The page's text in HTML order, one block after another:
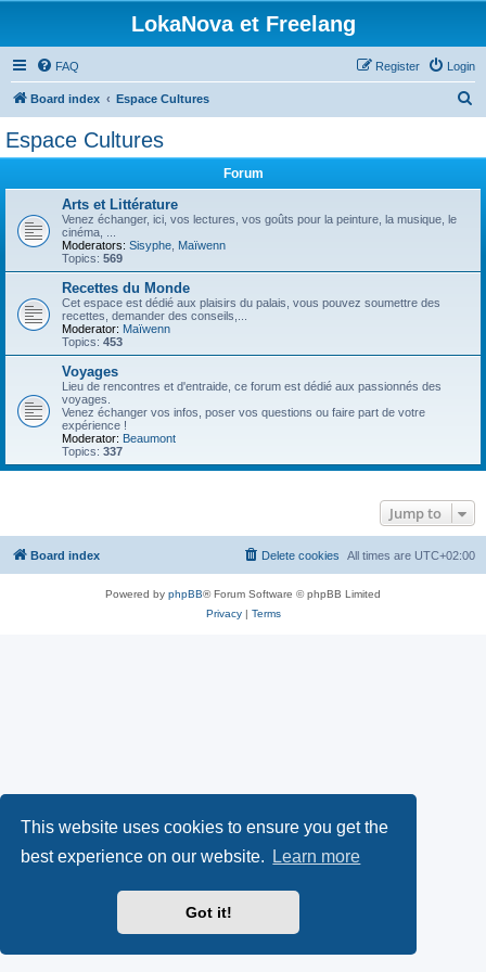
This website uses cookies to ensure you get the
best experience on our website.
Learn more
Got it!
LokaNova et Freelang
FAQ Login
Register
Board index Espace Cultures
Espace Cultures
Forum
Arts et Littérature
Venez échanger, ici, vos lectures, vos goûts pour la peinture, la musique, le
cinéma, ...
Moderators: Sisyphe Maïwenn
Topics: 569
Recettes du Monde
Cet espace est dédié aux plaisirs du palais, vous pouvez soumettre des
recettes, demander des conseils,...
Moderator: Maïwenn
Topics: 453
Voyages
Lieu de rencontres et d'entraide, ce forum est dédié aux passionnés des
voyages.
Venez échanger vos infos, poser vos questions ou faire part de votre
expérience !
Moderator: Beaumont
Topics: 337
Jump to
Board index All times are UTC+02:00
Delete cookies
Powered by phpBB® Forum Software © phpBB Limited
Privacy| Terms